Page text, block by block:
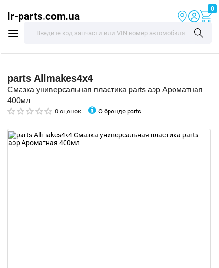
lr-parts.com.ua
0
parts Allmakes4x4
Смазка универсальная пластика parts аэр Ароматная
400мл
0 оценок О бренде parts